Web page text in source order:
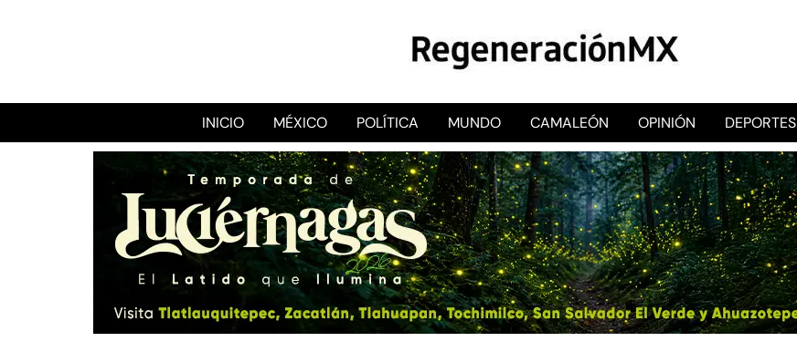
RegeneraciónMX
Sitio de noticias libre e independiente
INICIO MÉXICO POLÍTICA MUNDO CAMALEÓN OPINIÓN DEPORTES